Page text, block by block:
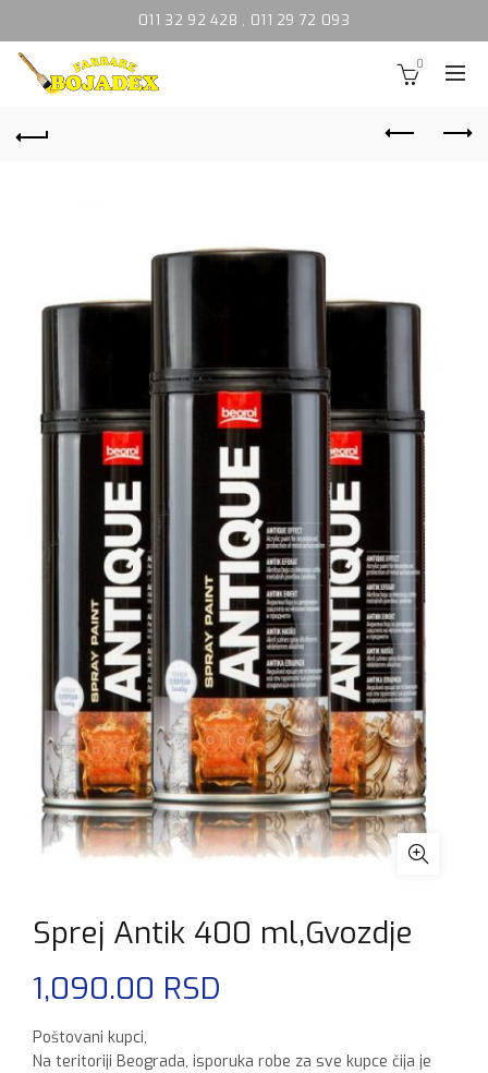
011 32 92 428 , 011 29 72 093
0
Sprej Antik 400 ml,Gvozdje
1,090.00 RSD
Poštovani kupci,
Na teritoriji Beograda, isporuka robe za sve kupce čija je